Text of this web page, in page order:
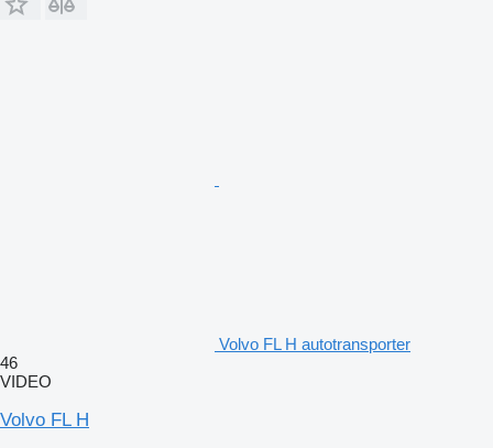
Volvo FL H autotransporter
46
VIDEO
Volvo FL H